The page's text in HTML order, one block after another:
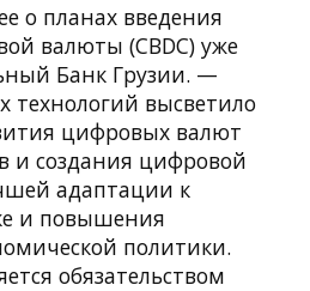
о планах введения
валюты (CBDC) уже
Банк Грузии. —
технологий высветило
цифровых валют
и создания цифровой
адаптации к
и повышения
политики.
обязательством